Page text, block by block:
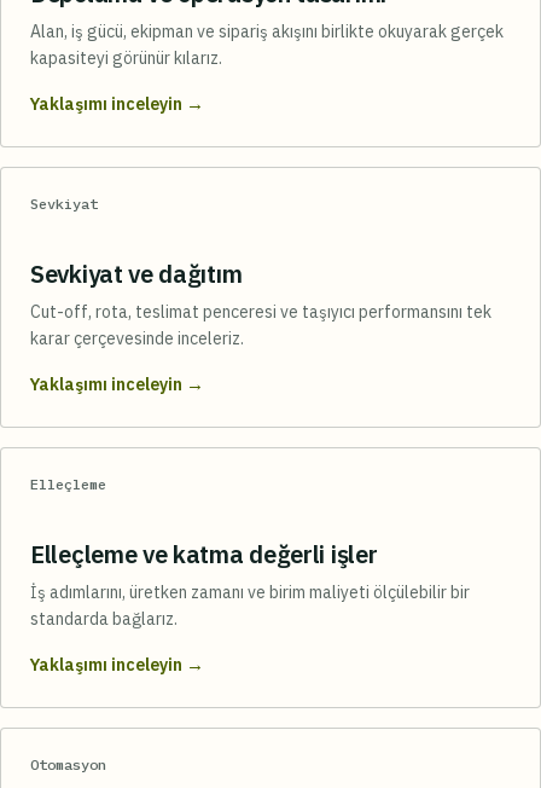
Alan, iş gücü, ekipman ve sipariş akışını birlikte okuyarak gerçek
kapasiteyi görünür kılarız.
Yaklaşımı inceleyin →
Sevkiyat
Sevkiyat ve dağıtım
Cut-off, rota, teslimat penceresi ve taşıyıcı performansını tek
karar çerçevesinde inceleriz.
Yaklaşımı inceleyin →
Elleçleme
Elleçleme ve katma değerli işler
İş adımlarını, üretken zamanı ve birim maliyeti ölçülebilir bir
standarda bağlarız.
Yaklaşımı inceleyin →
Otomasyon